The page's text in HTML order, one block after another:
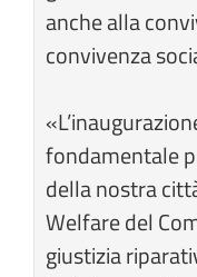
anche alla
convivenza
fondamentale
della nostra
Welfare del
giustizia